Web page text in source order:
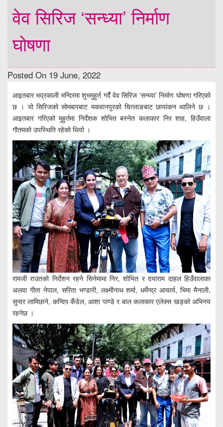
वेव सिरिज ‘सन्ध्या’ निर्माण
घोषणा
Posted On 19 June, 2022
आइतबार भद्रकाली मन्दिरमा शुभमुहुर्त गर्दै वेव सिरिज ‘सन्ध्या’ निर्माण घोषणा गरिएको
छ । यो सिरिजको सोमबारबाट मकवानपुरको चित्लाङबाट छायांकन थालिने छ ।
आइतबार गरिएको मुहुर्तमा निर्देशक शोभित बस्नेत कलाकार निर शाह, हिउँवाला
गौतमको उपस्थिति रहेको थियो ।
रामजी राउतको निर्देशन रहने सिनेमामा निर, शोभित र दयाराम दाहल हिउँवालाका
अलवा गीता नेपाल, सरिता भण्डारी, लक्ष्मीनाथ शर्मा, धर्मेन्द्र आचार्य, भिमा मैनाली,
सुन्दर लामिछाने, कन्दिप कँडेल, आशा पाण्डे र बाल कलाकार एलेक्स खड्को अभिनय
रहनेछ ।